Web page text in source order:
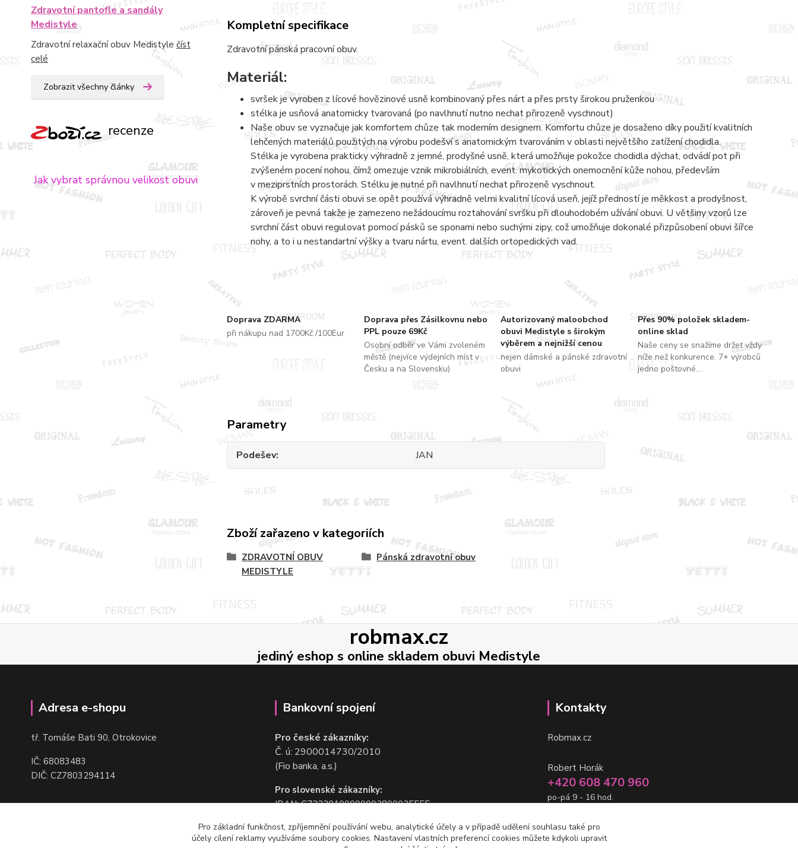
Zdravotní pantofle a sandály
Medistyle
Zdravotní relaxační obuv Medistyle číst
celé
Zobrazit všechny články
recenze
Jak vybrat správnou velikost obuvi
Doprava ZDARMA
při nákupu nad 1700Kč /100Eur
Doprava přes Zásilkovnu nebo
PPL pouze 69Kč
Osobní odběr ve Vámi zvoleném
městě (nejvíce výdejních míst v
Česku a na Slovensku)
Autorizovaný maloobchod
obuvi Medistyle s širokým
výběrem a nejnižší cenou
nejen dámské a pánské zdravotní
obuvi
Přes 90% položek skladem-
online sklad
Naše ceny se snažíme držet vždy
níže než konkurence. 7+ výrobců
jedno poštovné....
Kompletní specifikace
Zdravotní pánská pracovní obuv.
Materiál:
svršek je vyroben z lícové hovězinové usně kombinovaný přes nárt a přes prsty širokou pruženkou
stélka je usňová anatomicky tvarovaná (po navlhnutí nutno nechat přirozeně vyschnout)
Naše obuv se vyznačuje jak komfortem chůze tak moderním designem. Komfortu chůze je dosaženo díky použití kvalitních
lehčených materiálů použitých na výrobu podešví s anatomickým tvarováním v oblasti největšího zatížení chodidla.
Stélka je vyrobena prakticky výhradně z jemné, prodyšné usně, která umožňuje pokožce chodidla dýchat, odvádí pot při
zvýšeném pocení nohou, čímž omezuje vznik mikrobiálních, event. mykotických onemocnění kůže nohou, především
v meziprstních prostorách. Stélku je nutné při navlhnutí nechat přirozeně vyschnout.
K výrobě svrchní části obuvi se opět používá výhradně velmi kvalitní lícová useň, jejíž předností je měkkost a prodyšnost,
zároveň je pevná takže je zamezeno nežádoucímu roztahování svršku při dlouhodobém užívání obuvi. U většiny vzorů lze
svrchní část obuvi regulovat pomocí pásků se sponami nebo suchými zipy, což umožňuje dokonalé přizpůsobení obuvi šířce
nohy, a to i u nestandartní výšky a tvaru nártu, event. dalších ortopedických vad.
Parametry
Podešev JAN
Zboží zařazeno v kategoriích
ZDRAVOTNÍ OBUV
MEDISTYLE
Pánská zdravotní obuv
robmax.cz
jediný eshop s online skladem obuvi Medistyle
Adresa e-shopu
tř. Tomáše Bati 90, Otrokovice
IČ: 68083483
DIČ: CZ7803294114
Bankovní spojení
Pro české zákazníky:
Č. ú: 2900014730/2010
(Fio banka, a.s.)
Pro slovenské zákazníky:
IBAN: CZ2220100000002800025555
(Fio banka, a.s.)
Kontakty
Robmax.cz
Robert Horák
+420 608 470 960
po-pá 9 - 16 hod.
info@robmax.cz
Pro základní funkčnost, zpříjemnění používání webu, analytické účely a v případě udělení souhlasu také pro
účely cílení reklamy využíváme soubory cookies. Nastavení vlastních preferencí cookies můžete kdykoli upravit